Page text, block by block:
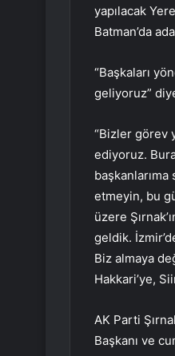
yapılacak
Batman’da
“Başkaları
geliyoruz”
“Bizler görev
ediyoruz.
etmeyin, bu
üzere
geldik.
Biz almaya
Hakkari’ye,
AK Parti
Başkanı ve